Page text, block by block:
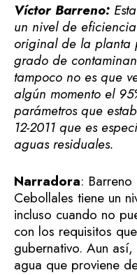
Víctor Barreno:
un nivel de
original de la planta
grado de
tampoco no es que
algún momento el
parámetros que
12-2011 que es
aguas residuales.
Narradora:
Cebollales tiene un
incluso cuando no
con los requisitos
gubernativo. Aun
agua que proviene